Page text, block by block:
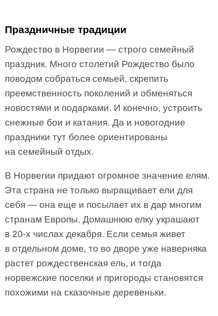
Праздничные традиции
Рождество в Норвегии — строго семейный
праздник. Много столетий Рождество было
поводом собраться семьей, скрепить
преемственность поколений и обменяться
новостями и подарками. И конечно, устроить
снежные бои и катания. Да и новогодние
праздники тут более ориентированы
на семейный отдых.
В Норвегии придают огромное значение елям.
Эта страна не только выращивает ели для
себя — она еще и посылает их в дар многим
странам Европы. Домашнюю елку украшают
в 20-х числах декабря. Если семья живет
в отдельном доме, то во дворе уже наверняка
растет рождественская ель, и тогда
норвежские поселки и пригороды становятся
похожими на сказочные деревеньки.